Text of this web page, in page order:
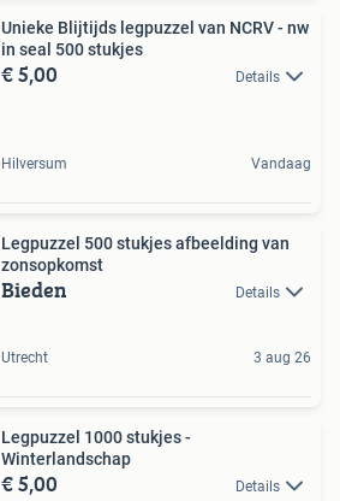
Unieke Blijtijds legpuzzel van NCRV - nw
in seal 500 stukjes
€ 5,00 Details
Hilversum Vandaag
Legpuzzel 500 stukjes afbeelding van
zonsopkomst
Bieden Details
Utrecht 3 aug 26
Legpuzzel 1000 stukjes -
Winterlandschap
€ 5,00 Details